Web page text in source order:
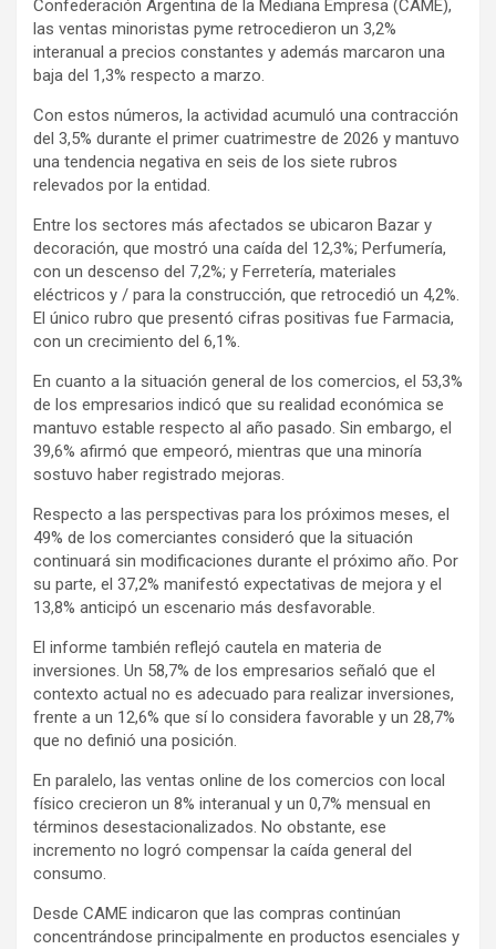
Confederación Argentina de la Mediana Empresa (CAME),
las ventas minoristas pyme retrocedieron un 3,2%
interanual a precios constantes y además marcaron una
baja del 1,3% respecto a marzo.
Con estos números, la actividad acumuló una contracción
del 3,5% durante el primer cuatrimestre de 2026 y mantuvo
una tendencia negativa en seis de los siete rubros
relevados por la entidad.
Entre los sectores más afectados se ubicaron Bazar y
decoración, que mostró una caída del 12,3%; Perfumería,
con un descenso del 7,2%; y Ferretería, materiales
eléctricos y / para la construcción, que retrocedió un 4,2%.
El único rubro que presentó cifras positivas fue Farmacia,
con un crecimiento del 6,1%.
En cuanto a la situación general de los comercios, el 53,3%
de los empresarios indicó que su realidad económica se
mantuvo estable respecto al año pasado. Sin embargo, el
39,6% afirmó que empeoró, mientras que una minoría
sostuvo haber registrado mejoras.
Respecto a las perspectivas para los próximos meses, el
49% de los comerciantes consideró que la situación
continuará sin modificaciones durante el próximo año. Por
su parte, el 37,2% manifestó expectativas de mejora y el
13,8% anticipó un escenario más desfavorable.
El informe también reflejó cautela en materia de
inversiones. Un 58,7% de los empresarios señaló que el
contexto actual no es adecuado para realizar inversiones,
frente a un 12,6% que sí lo considera favorable y un 28,7%
que no definió una posición.
En paralelo, las ventas online de los comercios con local
físico crecieron un 8% interanual y un 0,7% mensual en
términos desestacionalizados. No obstante, ese
incremento no logró compensar la caída general del
consumo.
Desde CAME indicaron que las compras continúan
concentrándose principalmente en productos esenciales y